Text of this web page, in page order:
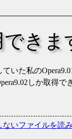
できま
いた私の
しか取得で
ないファイルを読